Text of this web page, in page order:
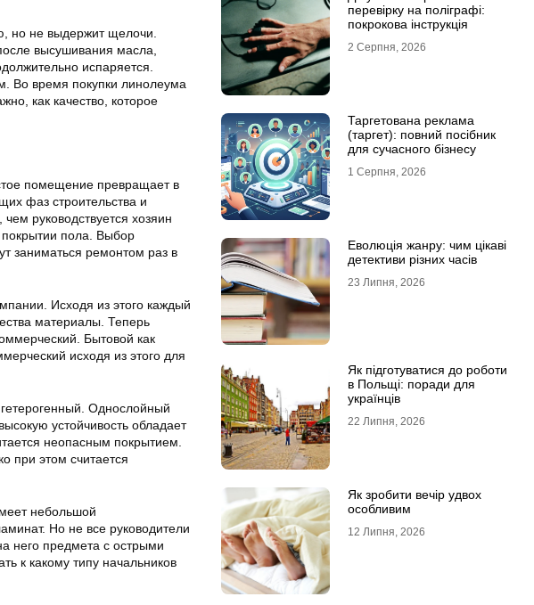
но не выдержит щелочи.
высушивания масла,
испаряется.
Во время покупки линолеума
как качество, которое
помещение превращает в
фаз строительства и
руководствуется хозяин
пола. Выбор
заниматься ремонтом раз в
Исходя из этого каждый
материалы. Теперь
Бытовой как
исходя из этого для
Однослойный
устойчивость обладает
неопасным покрытием.
при этом считается
небольшой
Но не все руководители
него предмета с острыми
к какому типу начальников
перевірку на поліграфі:
покрокова інструкція
2 Серпня, 2026
Таргетована реклама
(таргет): повний посібник
для сучасного бізнесу
1 Серпня, 2026
Еволюція жанру: чим цікаві
детективи різних часів
23 Липня, 2026
Як підготуватися до роботи
в Польщі: поради для
українців
22 Липня, 2026
Як зробити вечір удвох
особливим
12 Липня, 2026